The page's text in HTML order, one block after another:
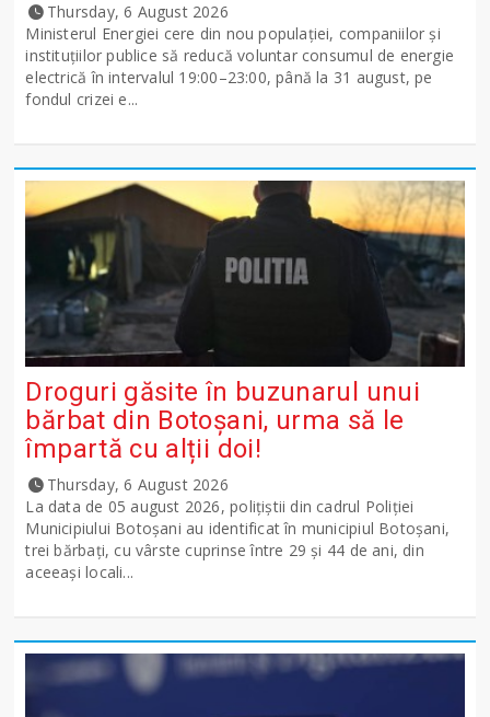
Thursday, 6 August 2026
Ministerul Energiei cere din nou populației, companiilor și
instituțiilor publice să reducă voluntar consumul de energie
electrică în intervalul 19:00–23:00, până la 31 august, pe
fondul crizei e...
Droguri găsite în buzunarul unui
bărbat din Botoșani, urma să le
împartă cu alții doi!
Thursday, 6 August 2026
La data de 05 august 2026, polițiștii din cadrul Poliției
Municipiului Botoșani au identificat în municipiul Botoșani,
trei bărbați, cu vârste cuprinse între 29 și 44 de ani, din
aceeași locali...